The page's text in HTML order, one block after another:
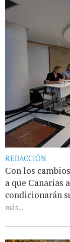
REDACCIÓN
Con los
a que Canarias
condicionarán
más...